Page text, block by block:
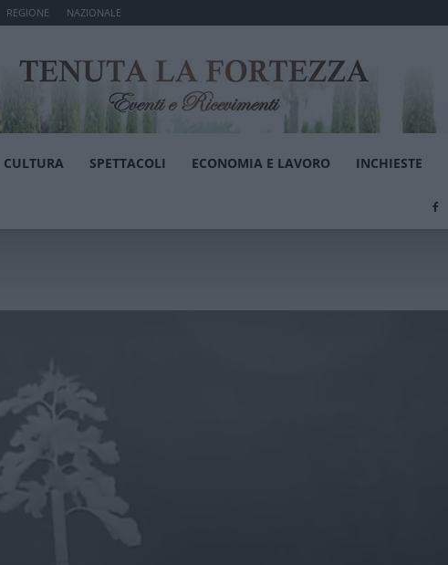
REGIONE NAZIONALE
CULTURA SPETTACOLI ECONOMIA E LAVORO INCHIESTE